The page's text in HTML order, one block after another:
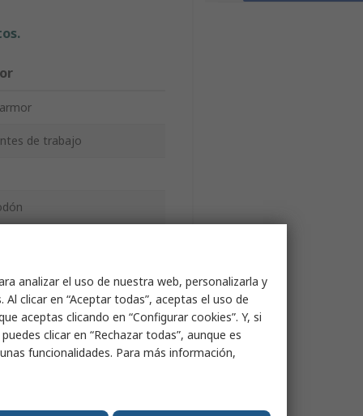
de trabajo
analizar el uso de nuestra web, personalizarla y
clicar en “Aceptar todas”, aceptas el uso de
aceptas clicando en “Configurar cookies”. Y, si
clicar en “Rechazar todas”, aunque es
funcionalidades. Para más información,